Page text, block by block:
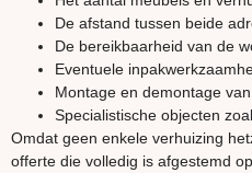
De afstand tussen beide
De bereikbaarheid van de
Eventuele
Montage en demontage
Specialistische objecten
Omdat geen enkele verhuizing
offerte die volledig is afgestemd